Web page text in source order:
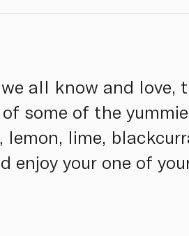
all know and love,
some of the
lime,
enjoy your one of